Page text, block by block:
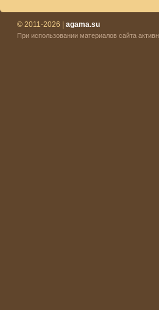
© 2011-2026 | agama.su
При использовании материалов сайта